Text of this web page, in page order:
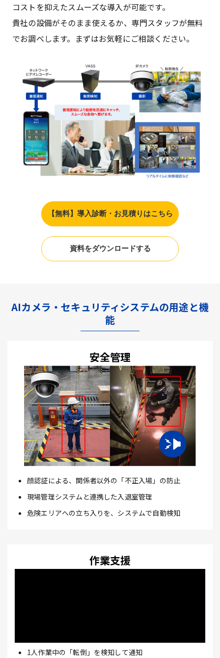
コストを抑えたスムーズな導入が可能です。
貴社の設備がそのまま使えるか、専門スタッフが無料
でお調べします。まずはお気軽にご相談ください。
【無料】導入診断・お見積りはこちら
資料をダウンロードする
AIカメラ・セキュリティシステムの用途と機
能
安全管理
顔認証による、関係者以外の「不正入場」の防止
現場管理システムと連携した入退室管理
危険エリアへの立ち入りを、システムで自動検知
作業支援
1人作業中の「転倒」を検知して通知